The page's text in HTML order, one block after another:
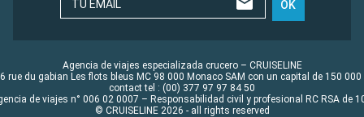
TU EMAIL OK
Agencia de viajes especializada crucero – CRUISELINE
rue du gabian Les flots bleus MC 98 000 Monaco SAM con un capital de 150 000
contact tel : (00) 377 97 97 84 50
de viajes n° 006 02 0007 – Responsabilidad civil y profesional RC RSA de
© CRUISELINE 2026 - all rights reserved